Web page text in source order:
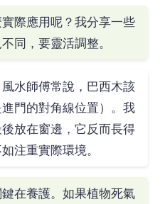
際應用呢？我分享一些
同，要靈活調整。
水師傅常說，巴西木該
門的對角線位置）。我
放在窗邊，它反而長得
注重實際環境。
在養護。如果植物死氣